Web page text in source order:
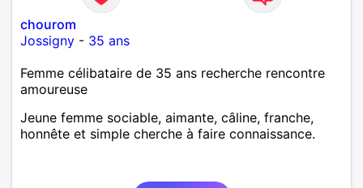
chourom
Jossigny - 35 ans
Femme célibataire de 35 ans recherche rencontre
amoureuse
Jeune femme sociable, aimante, câline, franche,
honnête et simple cherche à faire connaissance.